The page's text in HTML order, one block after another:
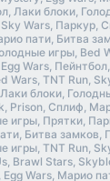
Лаки блоки,
Wars, Паркур,
пати, Битва
игры, Bed
Wars,
Wars, TNT Run,
блоки,
Prison, Сплиф,
игры, Прятки,
Битва замков,
игры, TNT Run,
Brawl Stars,
Egg Wars, Марио